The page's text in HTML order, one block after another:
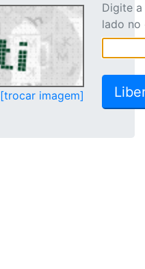
[trocar imagem]
Digite
lado no